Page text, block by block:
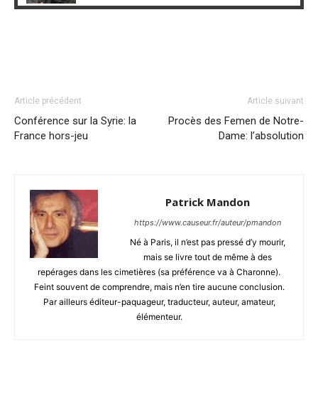
Article précédent
Conférence sur la Syrie: la
France hors-jeu
Article suivant
Procès des Femen de Notre-
Dame: l’absolution
Patrick Mandon
https://www.causeur.fr/auteur/pmandon
Né à Paris, il n’est pas pressé d’y mourir,
mais se livre tout de même à des
repérages dans les cimetières (sa préférence va à Charonne).
Feint souvent de comprendre, mais n’en tire aucune conclusion.
Par ailleurs éditeur-paquageur, traducteur, auteur, amateur,
élémenteur.